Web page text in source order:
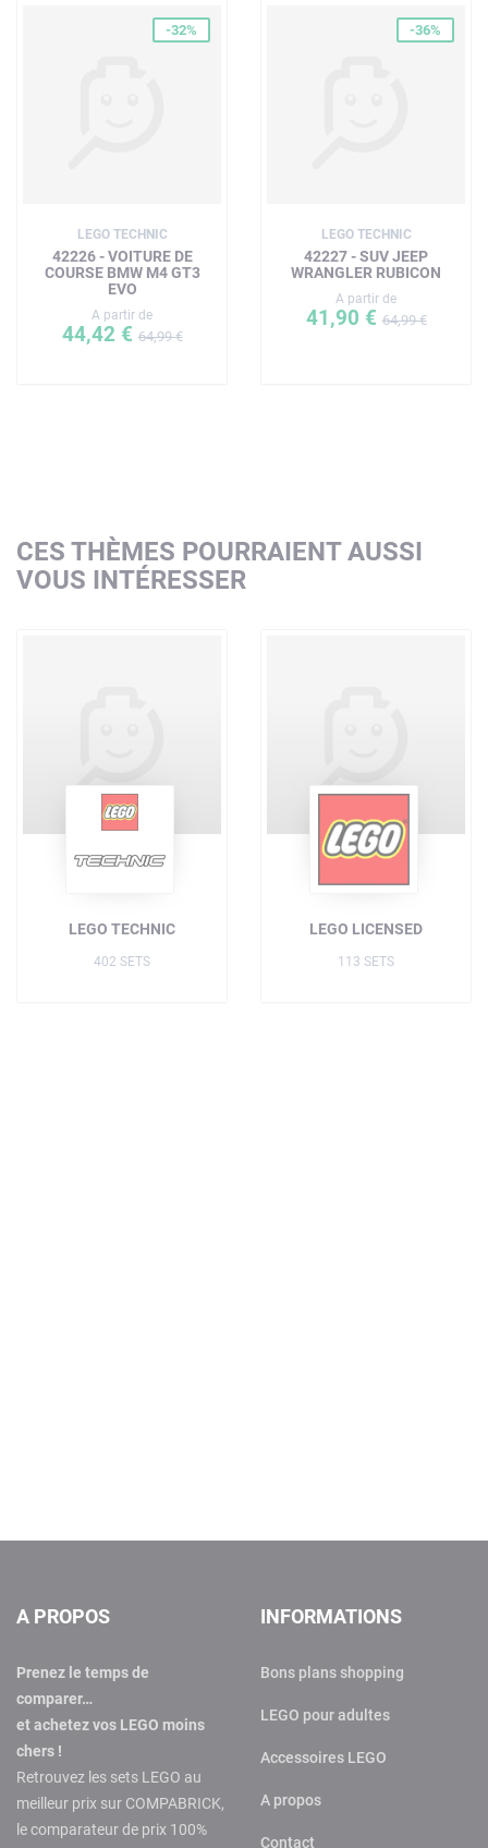
-32%
LEGO TECHNIC
42226 - VOITURE DE
COURSE BMW M4 GT3
EVO
A partir de
44,42 €64,99 €
-36%
LEGO TECHNIC
42227 - SUV JEEP
WRANGLER RUBICON
A partir de
41,90 €64,99 €
CES THÈMES POURRAIENT AUSSI
VOUS INTÉRESSER
LEGO TECHNIC
402 SETS
LEGO LICENSED
113 SETS
A PROPOS
Prenez le temps de
comparer…
et achetez vos LEGO moins
chers !
Retrouvez les sets LEGO au
meilleur prix sur COMPABRICK,
le comparateur de prix 100%
INFORMATIONS
Bons plans shopping
LEGO pour adultes
Accessoires LEGO
A propos
Contact